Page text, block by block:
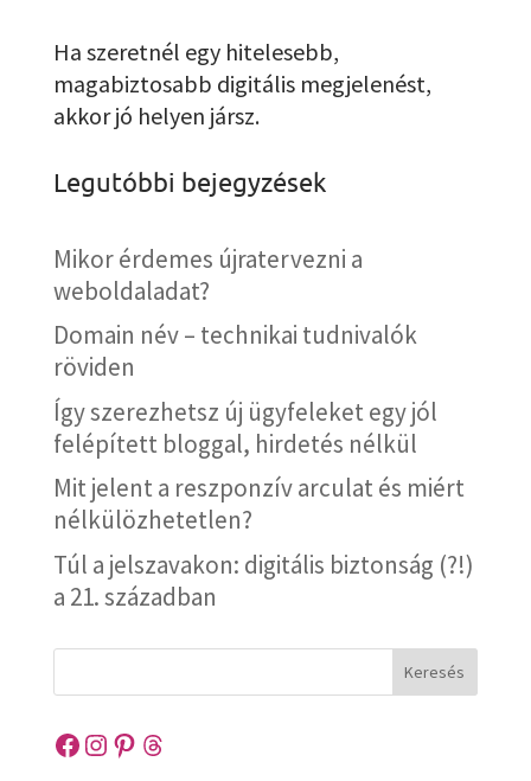
Ha szeretnél egy hitelesebb,
magabiztosabb digitális megjelenést,
akkor jó helyen jársz.
Legutóbbi bejegyzések
Mikor érdemes újratervezni a
weboldaladat?
Domain név – technikai tudnivalók
röviden
Így szerezhetsz új ügyfeleket egy jól
felépített bloggal, hirdetés nélkül
Mit jelent a reszponzív arculat és miért
nélkülözhetetlen?
Túl a jelszavakon: digitális biztonság (?!)
a 21. században
Keresés
Facebook
Instagram
Pinterest
Threads